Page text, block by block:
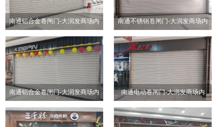
南通铝合金卷闸门-大润发商场内 南通不锈钢卷闸门-大润发商场内
南通铝合金卷闸门-大润发商场内 南通电动卷闸门-大润发商场内